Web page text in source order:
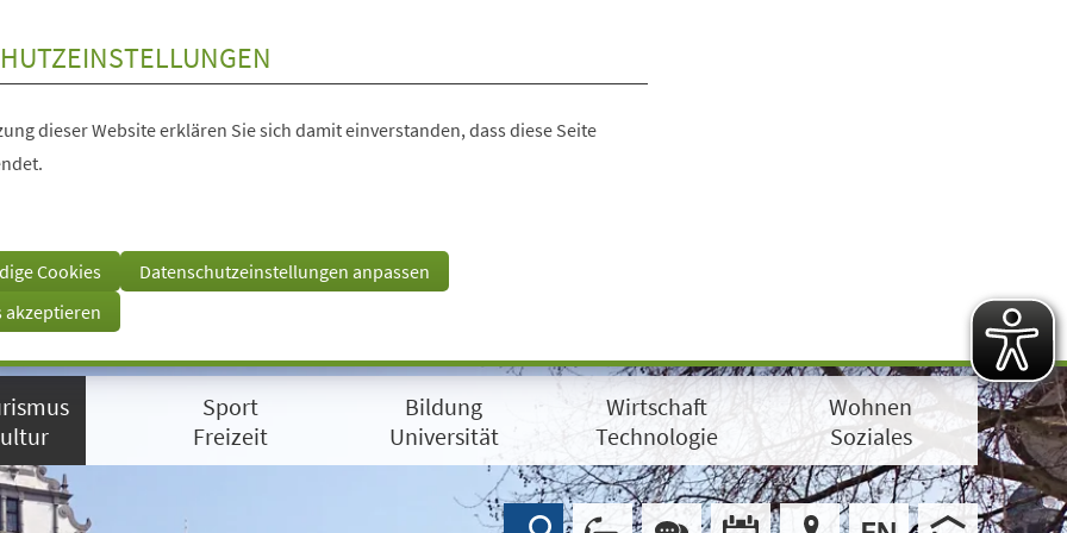
dieser Website erklären Sie sich damit einverstanden, dass diese Seite
Cookies
Datenschutzeinstellungen anpassen
akzeptieren
Sport
Freizeit
Bildung
Universität
Wirtschaft
Technologie
Wohnen
Soziales